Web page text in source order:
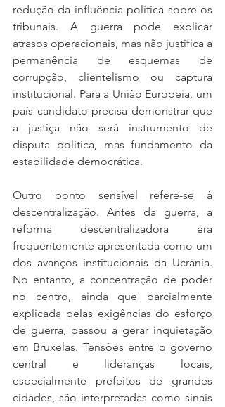
redução da influência política sobre os
tribunais. A guerra pode explicar
atrasos operacionais, mas não justifica a
permanência de esquemas de
corrupção, clientelismo ou captura
institucional. Para a União Europeia, um
país candidato precisa demonstrar que
a justiça não será instrumento de
disputa política, mas fundamento da
estabilidade democrática.
Outro ponto sensível refere-se à
descentralização. Antes da guerra, a
reforma descentralizadora era
frequentemente apresentada como um
dos avanços institucionais da Ucrânia.
No entanto, a concentração de poder
no centro, ainda que parcialmente
explicada pelas exigências do esforço
de guerra, passou a gerar inquietação
em Bruxelas. Tensões entre o governo
central e lideranças locais,
especialmente prefeitos de grandes
cidades, são interpretadas como sinais